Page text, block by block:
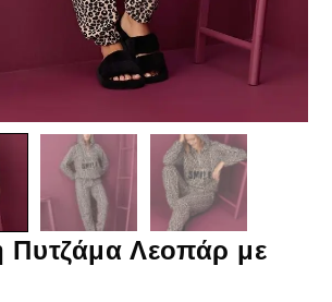
Πυτζάμα Λεοπάρ με